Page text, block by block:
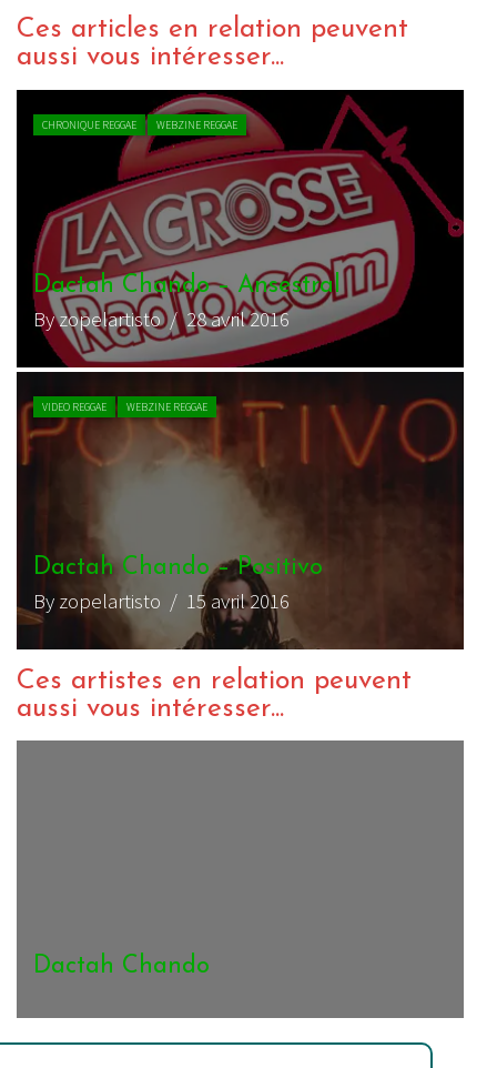
Ces articles en relation peuvent
aussi vous intéresser...
CHRONIQUE REGGAE WEBZINE REGGAE
Dactah Chando – Ansestral
By zopelartisto/ 28 avril 2016
VIDEO REGGAE WEBZINE REGGAE
Dactah Chando – Positivo
By zopelartisto / 15 avril 2016
Ces artistes en relation peuvent
aussi vous intéresser...
Dactah Chando